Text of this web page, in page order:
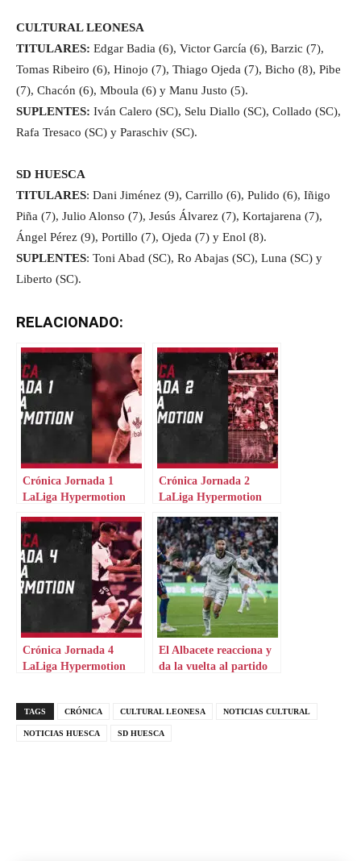
CULTURAL LEONESA
TITULARES: Edgar Badia (6), Victor García (6), Barzic (7),
Tomas Ribeiro (6), Hinojo (7), Thiago Ojeda (7), Bicho (8), Pibe
(7), Chacón (6), Mboula (6) y Manu Justo (5).
SUPLENTES: Iván Calero (SC), Selu Diallo (SC), Collado (SC),
Rafa Tresaco (SC) y Paraschiv (SC).
SD HUESCA
TITULARES: Dani Jiménez (9), Carrillo (6), Pulido (6), Iñigo
Piña (7), Julio Alonso (7), Jesús Álvarez (7), Kortajarena (7),
Ángel Pérez (9), Portillo (7), Ojeda (7) y Enol (8).
SUPLENTES: Toni Abad (SC), Ro Abajas (SC), Luna (SC) y
Liberto (SC).
RELACIONADO:
Crónica Jornada 1
LaLiga Hypermotion
Crónica Jornada 2
LaLiga Hypermotion
Crónica Jornada 4
LaLiga Hypermotion
El Albacete reacciona y
da la vuelta al partido
TAGS CRÓNICA CULTURAL LEONESA NOTICIAS CULTURAL
NOTICIAS HUESCA SD HUESCA